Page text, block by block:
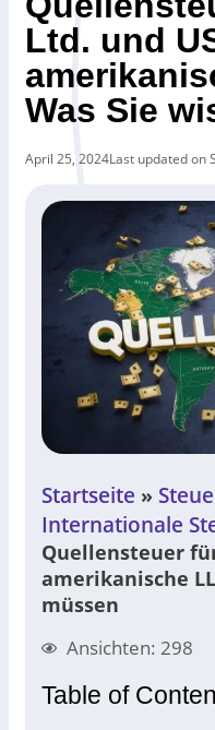
Ltd. und
Was Sie
April 25, 2024Last updated on
Startseite »
Internationale
Quellensteuer
amerikanische
müssen
Ansichten: 298
Table of